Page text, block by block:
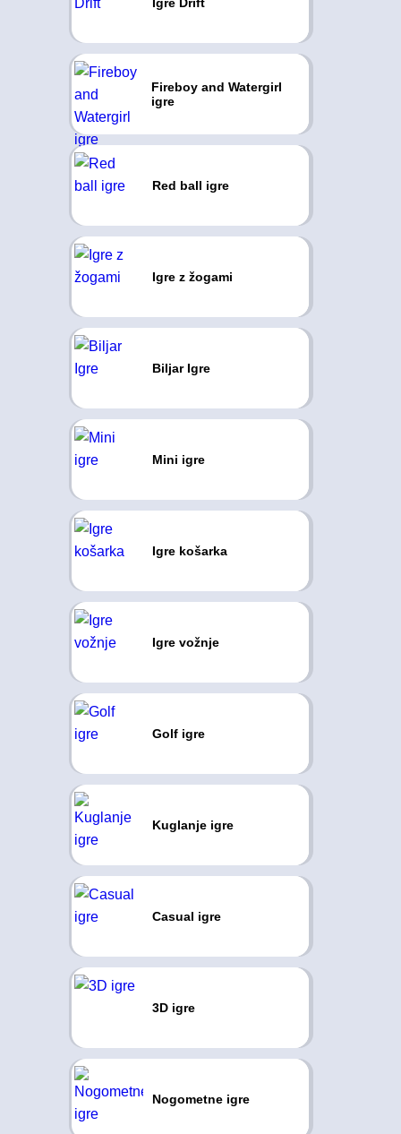
Fireboy and Watergirl
igre
Red ball igre
Igre z žogami
Biljar Igre
Mini igre
Igre košarka
Igre vožnje
Golf igre
Kuglanje igre
Casual igre
3D igre
Nogometne igre